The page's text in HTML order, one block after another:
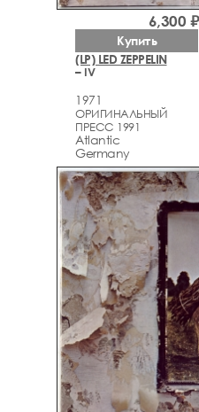
(LP) LED ZEPPELIN
– IV
1971
ОРИГИНАЛЬНЫЙ
ПРЕСС 1991
Atlantic
Germany
6,300 ₽
Купить